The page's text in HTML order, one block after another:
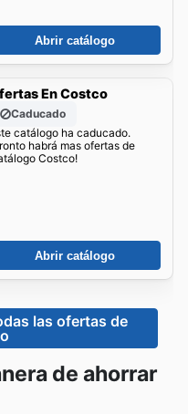
Abrir catálogo
En Costco
Caducado
catálogo ha caducado.
habrá mas ofertas de
Costco!
Abrir catálogo
las ofertas de
de ahorrar